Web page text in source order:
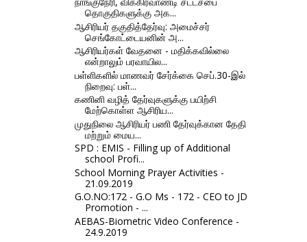
தொகுதிகளுக்கு அக...
ஆசிரியர் தகுதித்தேர்வு: அமைச்சர்
செங்கோட்டையனின் அ...
ஆசிரியர்கள் வேதனை - மதிக்கவில்லை
என்றாலும் பரவாயில...
பள்ளிகளில் மாணவர் சேர்க்கை செப்.30-இல்
நிறைவு: பள்...
கணினி வழித் தேர்வுகளுக்கு பயிற்சி
மேற்கொள்ள ஆசிரிய...
முதுநிலை ஆசிரியர் பணி தேர்வுக்கான தேதி
மற்றும் மைய...
SPD : EMIS - Filling up of Additional
school Profi...
School Morning Prayer Activities -
21.09.2019
G.O.NO:172 - G.O Ms - 172 - CEO to JD
Promotion - ...
AEBAS-Biometric Video Conference -
24.9.2019